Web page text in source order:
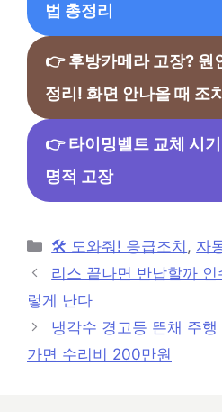
법 총정리
👉 후방카메라 고장? 원
정리! 화면 안나올 때 조
👉 타이밍벨트 교체 시
명적 고장
카
테
리
🛠️ 도와줘! 응급조치 , 자
리스 끝나면 반납할까
렇게 난다
냉각수 경고등 뜬채 주
가면 수리비 200만원